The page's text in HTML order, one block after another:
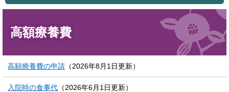
高額療養費
高額療養費の申請 （2026年8月1日更新）
入院時の食事代 （2026年6月1日更新）